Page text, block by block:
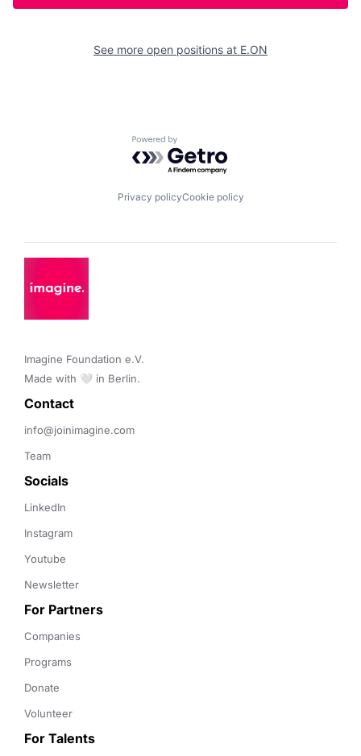
See more open positions at E.ON
Powered by Getro.com
Privacy policyCookie policy
Imagine Foundation e.V.
Made with 🤍 in Berlin.
Contact
info@joinimagine.com
Team
Socials
LinkedIn
Instagram
Youtube
Newsletter
For Partners
Companies
Programs
Donate
Volunteer
For Talents